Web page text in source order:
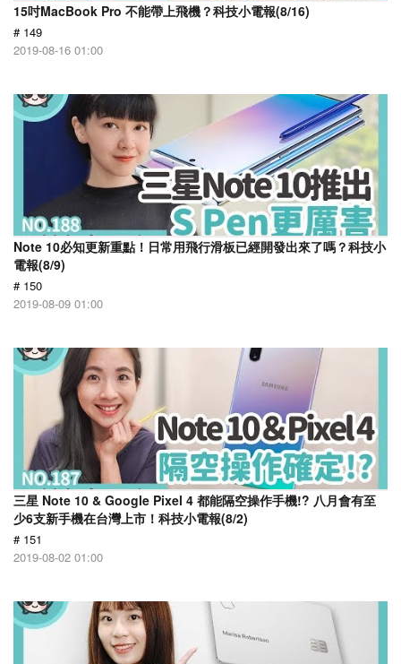
15吋MacBook Pro 不能帶上飛機？科技小電報(8/16)
# 149
2019-08-16 01:00
Note 10必知更新重點！日常用飛行滑板已經開發出來了嗎？科技小
電報(8/9)
# 150
2019-08-09 01:00
三星 Note 10 & Google Pixel 4 都能隔空操作手機!? 八月會有至
少6支新手機在台灣上市！科技小電報(8/2)
# 151
2019-08-02 01:00